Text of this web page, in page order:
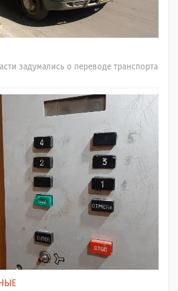
задумались о переводе транспорта